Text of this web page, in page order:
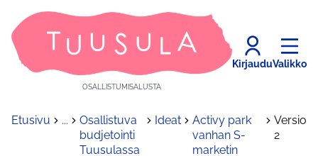
OSALLISTUMISALUSTA
KirjauduValikko
Etusivu ...
Osallistuva
budjetointi
Tuusulassa
Ideat
Activy park
vanhan S-
marketin
Versio
2